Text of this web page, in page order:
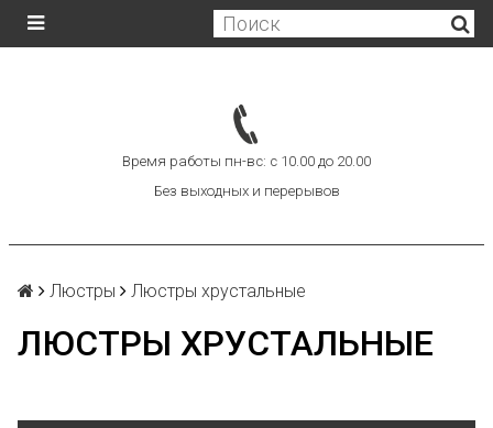
Время работы пн-вс: с 10.00 до 20.00
Без выходных и перерывов
Люстры Люстры хрустальные
ЛЮСТРЫ ХРУСТАЛЬНЫЕ